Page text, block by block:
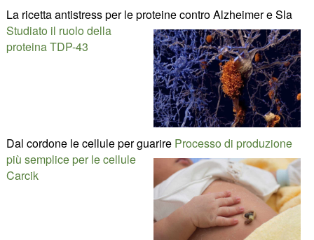
La ricetta antistress per le proteine contro Alzheimer e Sla
Studiato il ruolo della
proteina TDP-43
Dal cordone le cellule per guarire Processo di produzione
più semplice per le cellule
Carcik